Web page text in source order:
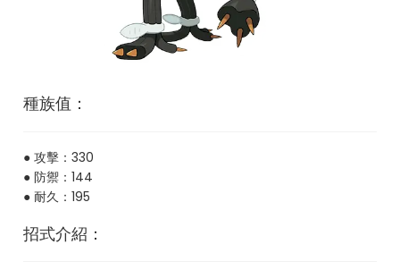
種族值：
● 攻擊：330
● 防禦：144
● 耐久：195
招式介紹：